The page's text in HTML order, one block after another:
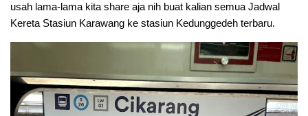
usah lama-lama kita share aja nih buat kalian semua Jadwal
Kereta Stasiun Karawang ke stasiun Kedunggedeh terbaru.